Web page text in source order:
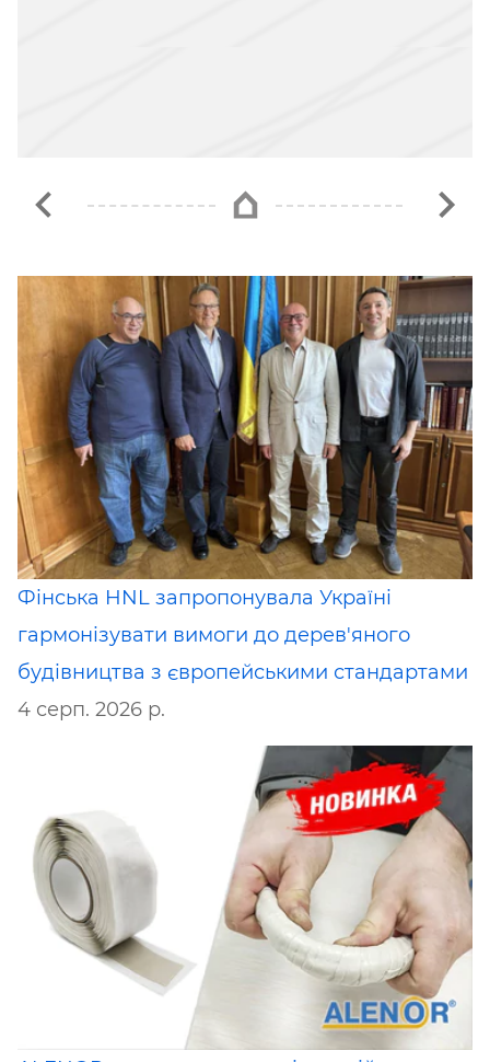
Фінська HNL запропонувала Україні
гармонізувати вимоги до дерев'яного
будівництва з європейськими стандартами
4 серп. 2026 р.